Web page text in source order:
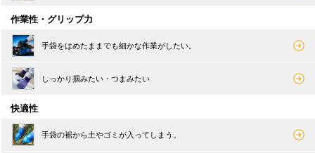
作業性・グリップ力
手袋をはめたままでも細かな作業がしたい。
しっかり掴みたい・つまみたい
快適性
手袋の裾から土やゴミが入ってしまう。